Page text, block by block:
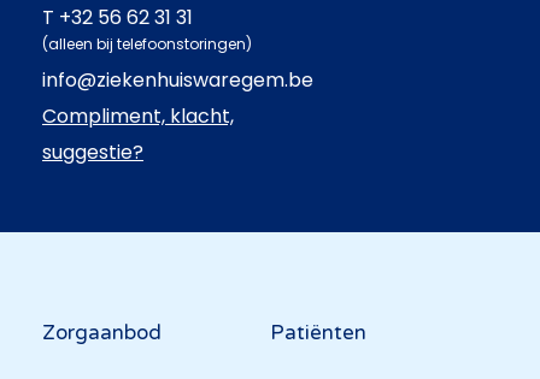
T +32 56 62 31 31
(alleen bij telefoonstoringen)
info@ziekenhuiswaregem.be
Compliment, klacht,
suggestie?
Hoofdnavigatie
Zorgaanbod Patiënten